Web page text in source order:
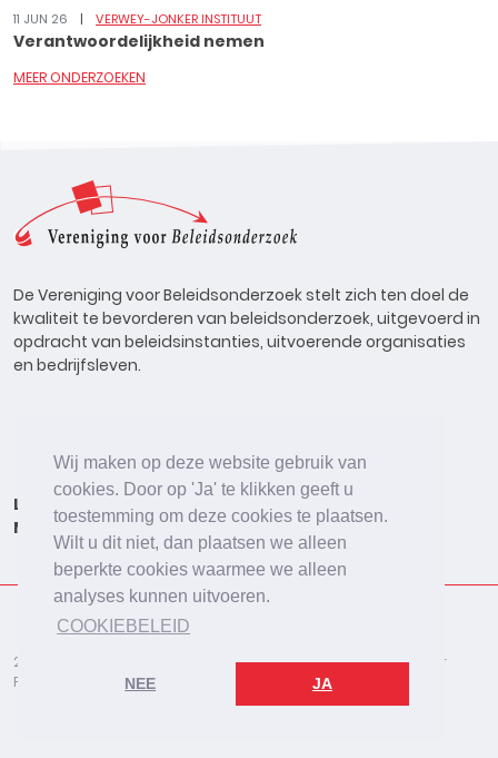
Wij maken op deze website gebruik van
cookies. Door op 'Ja' te klikken geeft u
toestemming om deze cookies te plaatsen.
Wilt u dit niet, dan plaatsen we alleen
beperkte cookies waarmee we alleen
analyses kunnen uitvoeren.
COOKIEBELEID
NEE JA
11 JUN 26 VERWEY-JONKER INSTITUUT
Verantwoordelijkheid nemen
MEER ONDERZOEKEN
De Vereniging voor Beleidsonderzoek stelt zich ten doel de
kwaliteit te bevorderen van beleidsonderzoek, uitgevoerd in
opdracht van beleidsinstanties, uitvoerende organisaties
en bedrijfsleven.
Lid worden Onderzoeken Agenda
Vacatures
Meldpunt Beleidsonderzoek Online
2026 © De Vereniging voor Beleidsonderzoek
Disclaimer
Privacybeleid
Cookies